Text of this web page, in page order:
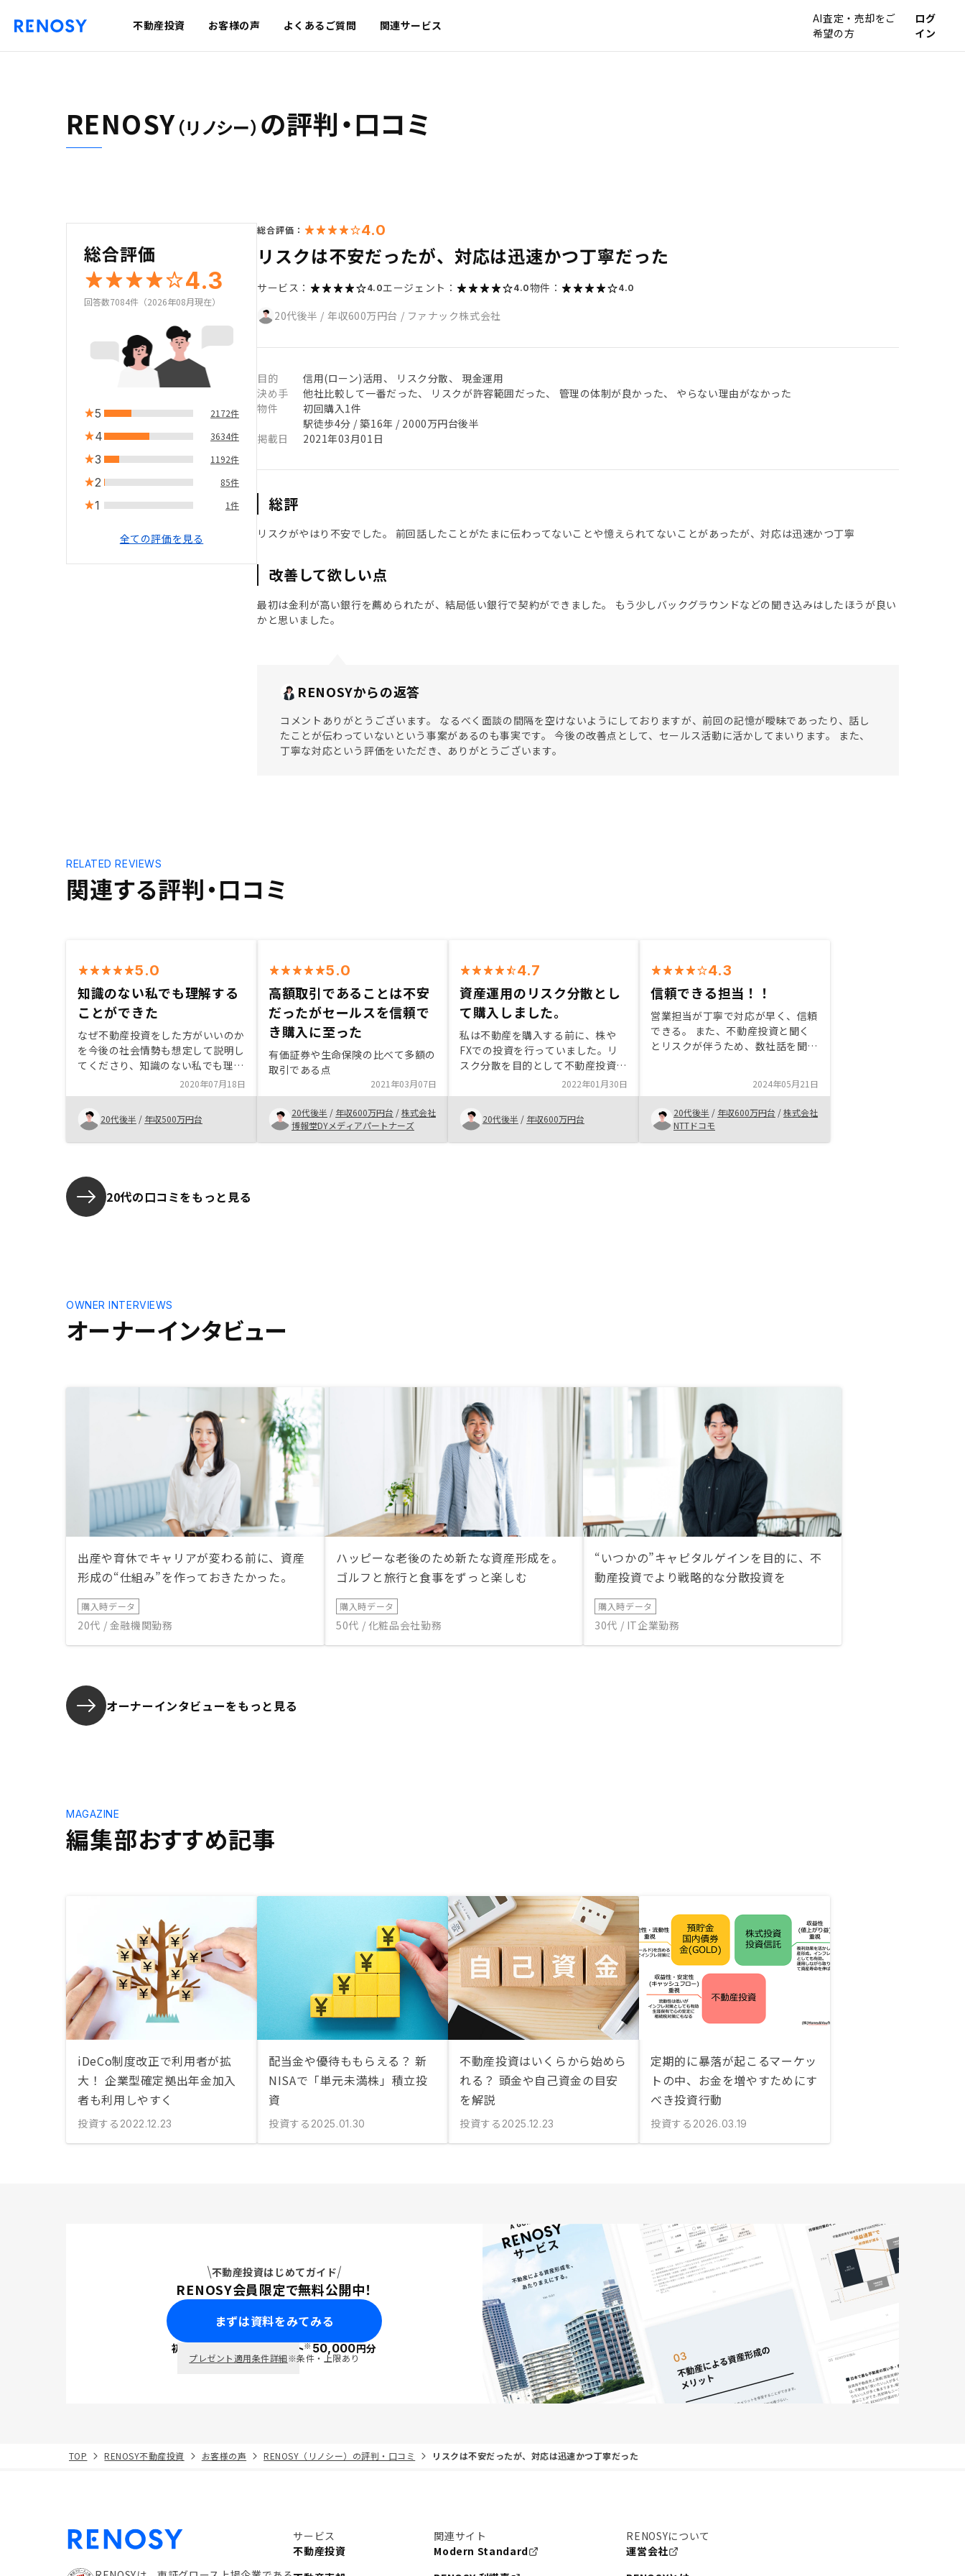
不動産投資 お客様の声 よくあるご質問 関連サービス
AI査定・売却をご
希望の方
ログ
イン
RENOSY（リノシー） の評判・口コミ
総合評価
4.3
回答数7084件（2026年08月現在）
5 2172件
4 3634件
3 1192件
2 85件
1 1件
全ての評価を見る
総合評価： 4.0
リスクは不安だったが、対応は迅速かつ丁寧だった
サービス： 4.0エージェント： 4.0物件： 4.0
20代後半 / 年収600万円台 / ファナック株式会社
目的
信用(ローン)活用、 リスク分散、 現金運用
決め手
他社比較して一番だった、 リスクが許容範囲だった、 管理の体制が良かった、 やらない理由がなかった
物件
初回購入1件
駅徒歩4分 / 築16年 / 2000万円台後半
掲載日
2021年03月01日
総評
リスクがやはり不安でした。 前回話したことがたまに伝わってないことや憶えられてないことがあったが、対応は迅速かつ丁寧
改善して欲しい点
最初は金利が高い銀行を薦められたが、結局低い銀行で契約ができました。 もう少しバックグラウンドなどの聞き込みはしたほうが良い
かと思いました。
RENOSYからの返答
コメントありがとうございます。 なるべく面談の間隔を空けないようにしておりますが、前回の記憶が曖昧であったり、話し
たことが伝わっていないという事案があるのも事実です。 今後の改善点として、セールス活動に活かしてまいります。 また、
丁寧な対応という評価をいただき、ありがとうございます。
関連する評判・口コミ
RELATED REVIEWS
5.0
知識のない私でも理解する
ことができた
なぜ不動産投資をした方がいいのか
を今後の社会情勢も想定して説明し
てくださり、知識のない私でも理解
することができました。 また常に
こちらの不安点を聞いてくださった
こと、会社として大きく成長中とい
うことからも安心して任せようと思
いました。
2020年07月18日
20代後半 / 年収500万円台
5.0
高額取引であることは不安
だったがセールスを信頼で
き購入に至った
有価証券や生命保険の比べて多額の
取引である点
2021年03月07日
20代後半 / 年収600万円台 /株式会社
博報堂DYメディアパートナーズ
4.7
資産運用のリスク分散とし
て購入しました。
私は不動産を購入する前に、株や
FXでの投資を行っていました。リ
スク分散を目的として不動産投資に
興味を持っていた時にRENOSYと出
会い、購入を決めました。購入を決
めた理由としては、マスタープラン
による空室保証です。1番不安だっ
た空室リスクをカバーしてくれると
2022年01月30日
20代後半 / 年収600万円台
4.3
信頼できる担当！！
営業担当が丁寧で対応が早く、信頼
できる。 また、不動産投資と聞く
とリスクが伴うため、数社話を聞い
リでできるので、会社員をしながら
だと、とても便利だとおもう。ぜひ
友人にも勧めたい。
2024年05月21日
20代後半 / 年収600万円台 /株式会社
NTTドコモ
20代の口コミをもっと見る
オーナーインタビュー
OWNER INTERVIEWS
出産や育休でキャリアが変わる前に、資産
形成の“仕組み”を作っておきたかった。
購入時データ
20代 / 金融機関勤務
ハッピーな老後のため新たな資産形成を。
ゴルフと旅行と食事をずっと楽しむ
購入時データ
50代 / 化粧品会社勤務
“いつかの”キャピタルゲインを目的に、不
動産投資でより戦略的な分散投資を
購入時データ
30代 / IT企業勤務
オーナーインタビューをもっと見る
編集部おすすめ記事
MAGAZINE
iDeCo制度改正で利用者が拡
大！ 企業型確定拠出年金加入
者も利用しやすく
投資する 2022.12.23
配当金や優待ももらえる？ 新
NISAで「単元未満株」積立投
資
投資する 2025.01.30
不動産投資はいくらから始めら
れる？ 頭金や自己資金の目安
を解説
投資する 2025.12.23
定期的に暴落が起こるマーケッ
トの中、お金を増やすためにす
べき投資行動
投資する 2026.03.19
不動産投資はじめてガイド
RENOSY会員限定で無料公開中！
まずは資料をみてみる
初回面談で ポイント※50,000円分
プレゼント適用条件詳細※条件・上限あり
TOP RENOSY不動産投資 お客様の声 RENOSY（リノシー）の評判・口コミ リスクは不安だったが、対応は迅速かつ丁寧だった
サービス
不動産投資
関連サイト
Modern Standard
RENOSYについて
運営会社